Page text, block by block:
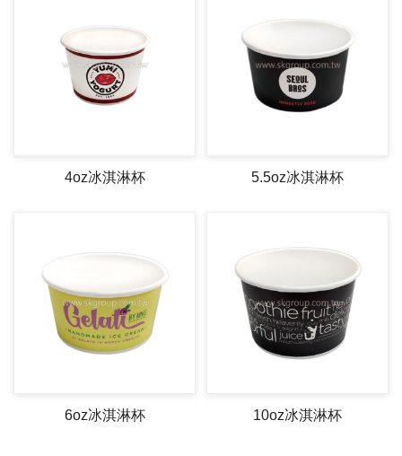
4oz冰淇淋杯 5.5oz冰淇淋杯
6oz冰淇淋杯 10oz冰淇淋杯